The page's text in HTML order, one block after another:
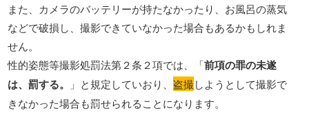
また、カメラのバッテリーが持たなかったり、お風呂の蒸気
などで破損し、撮影できていなかった場合もあるかもしれま
せん。
性的姿態等撮影処罰法第２条２項では、「前項の罪の未遂
は、罰する。
」と規定していおり、 盗撮しようとして撮影で
きなかった場合も罰せられることになります。